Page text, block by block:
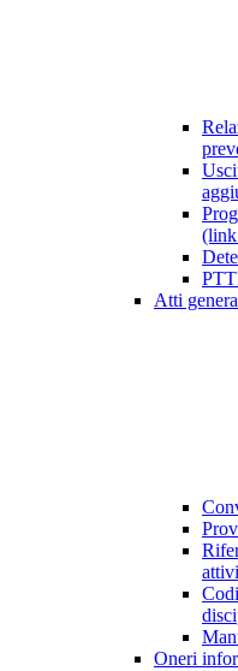
(link
Atti
Oneri